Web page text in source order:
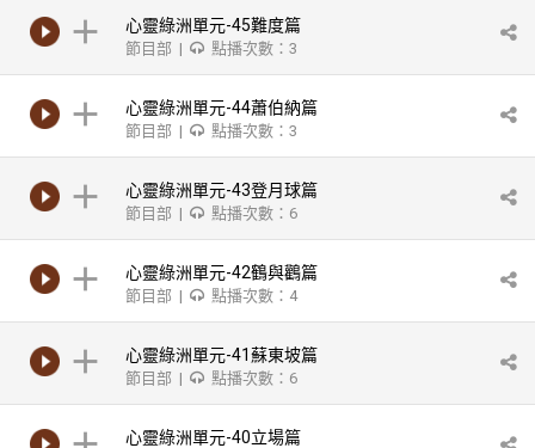
心靈綠洲單元-45難度篇
節目部 | 點播次數：3
心靈綠洲單元-44蕭伯納篇
節目部 | 點播次數：3
心靈綠洲單元-43登月球篇
節目部 | 點播次數：6
心靈綠洲單元-42鶴與鸛篇
節目部 | 點播次數：4
心靈綠洲單元-41蘇東坡篇
節目部 | 點播次數：6
心靈綠洲單元-40立場篇